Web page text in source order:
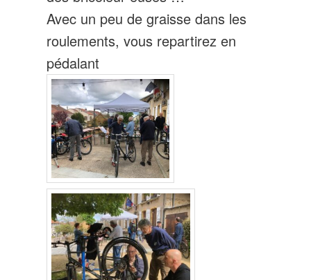
Avec un peu de graisse dans les
roulements, vous repartirez en
pédalant